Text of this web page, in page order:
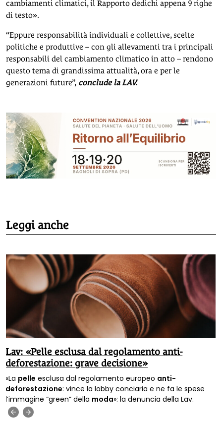
cambiamenti climatici, il Rapporto dedichi appena 9 righe
di testo».
“Eppure responsabilità individuali e collettive, scelte
politiche e produttive – con gli allevamenti tra i principali
responsabili del cambiamento climatico in atto – rendono
questo tema di grandissima attualità, ora e per le
generazioni future”, conclude la LAV.
Leggi anche
Lav: «Pelle esclusa dal regolamento anti-
deforestazione: grave decisione»
«La pelle esclusa dal regolamento europeo anti-
deforestazione: vince la lobby conciaria e ne fa le spese
l’immagine “green” della moda»: la denuncia della Lav.